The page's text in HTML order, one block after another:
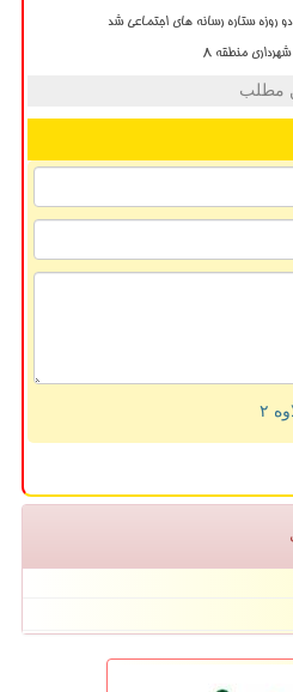
روزه ستاره رسانه های اجتماعی شد
منطقه ۸
مطلب